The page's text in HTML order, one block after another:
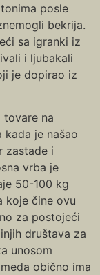
posle
bekrija.
sa igranki iz
i ljubakali
je dopirao iz
tovare na
je našao
zastade i
vrba je
50-100 kg
koje čine ovu
za postojeći
društava za
unosom
obično ima